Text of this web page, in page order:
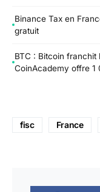
Binance Tax en
gratuit
BTC : Bitcoin
CoinAcademy offre 1
fisc France